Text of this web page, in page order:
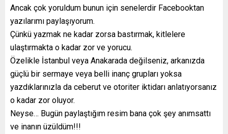
Ancak çok yoruldum bunun için senelerdir Facebooktan
yazılarımı paylaşıyorum.
Çünkü yazmak ne kadar zorsa bastırmak, kitlelere
ulaştırmakta o kadar zor ve yorucu.
Özelikle İstanbul veya Anakarada değilseniz, arkanızda
güçlü bir sermaye veya belli inanç grupları yoksa
yazdıklarınızla da ceberut ve otoriter iktidarı anlatıyorsanız
o kadar zor oluyor.
Neyse… Bugün paylaştığım resim bana çok şey anımsattı
ve inanın üzüldüm!!!